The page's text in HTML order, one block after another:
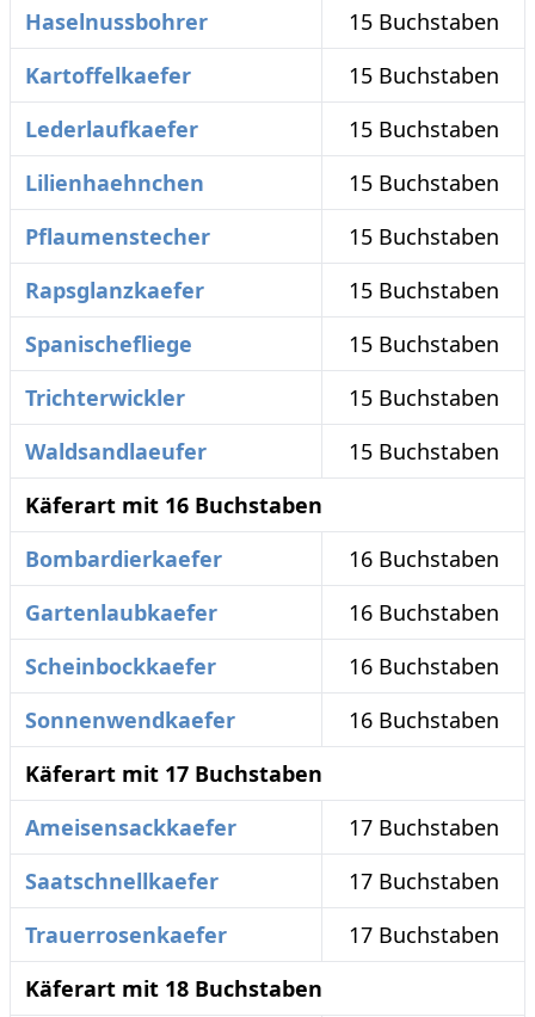
Haselnussbohrer
15 Buchstaben
Kartoffelkaefer
15 Buchstaben
Lederlaufkaefer
15 Buchstaben
Lilienhaehnchen
15 Buchstaben
Pflaumenstecher
15 Buchstaben
Rapsglanzkaefer
15 Buchstaben
Spanischefliege
15 Buchstaben
Trichterwickler
15 Buchstaben
Waldsandlaeufer
15 Buchstaben
Käferart mit 16 Buchstaben
Bombardierkaefer
16 Buchstaben
Gartenlaubkaefer
16 Buchstaben
Scheinbockkaefer
16 Buchstaben
Sonnenwendkaefer
16 Buchstaben
Käferart mit 17 Buchstaben
Ameisensackkaefer
17 Buchstaben
Saatschnellkaefer
17 Buchstaben
Trauerrosenkaefer
17 Buchstaben
Käferart mit 18 Buchstaben